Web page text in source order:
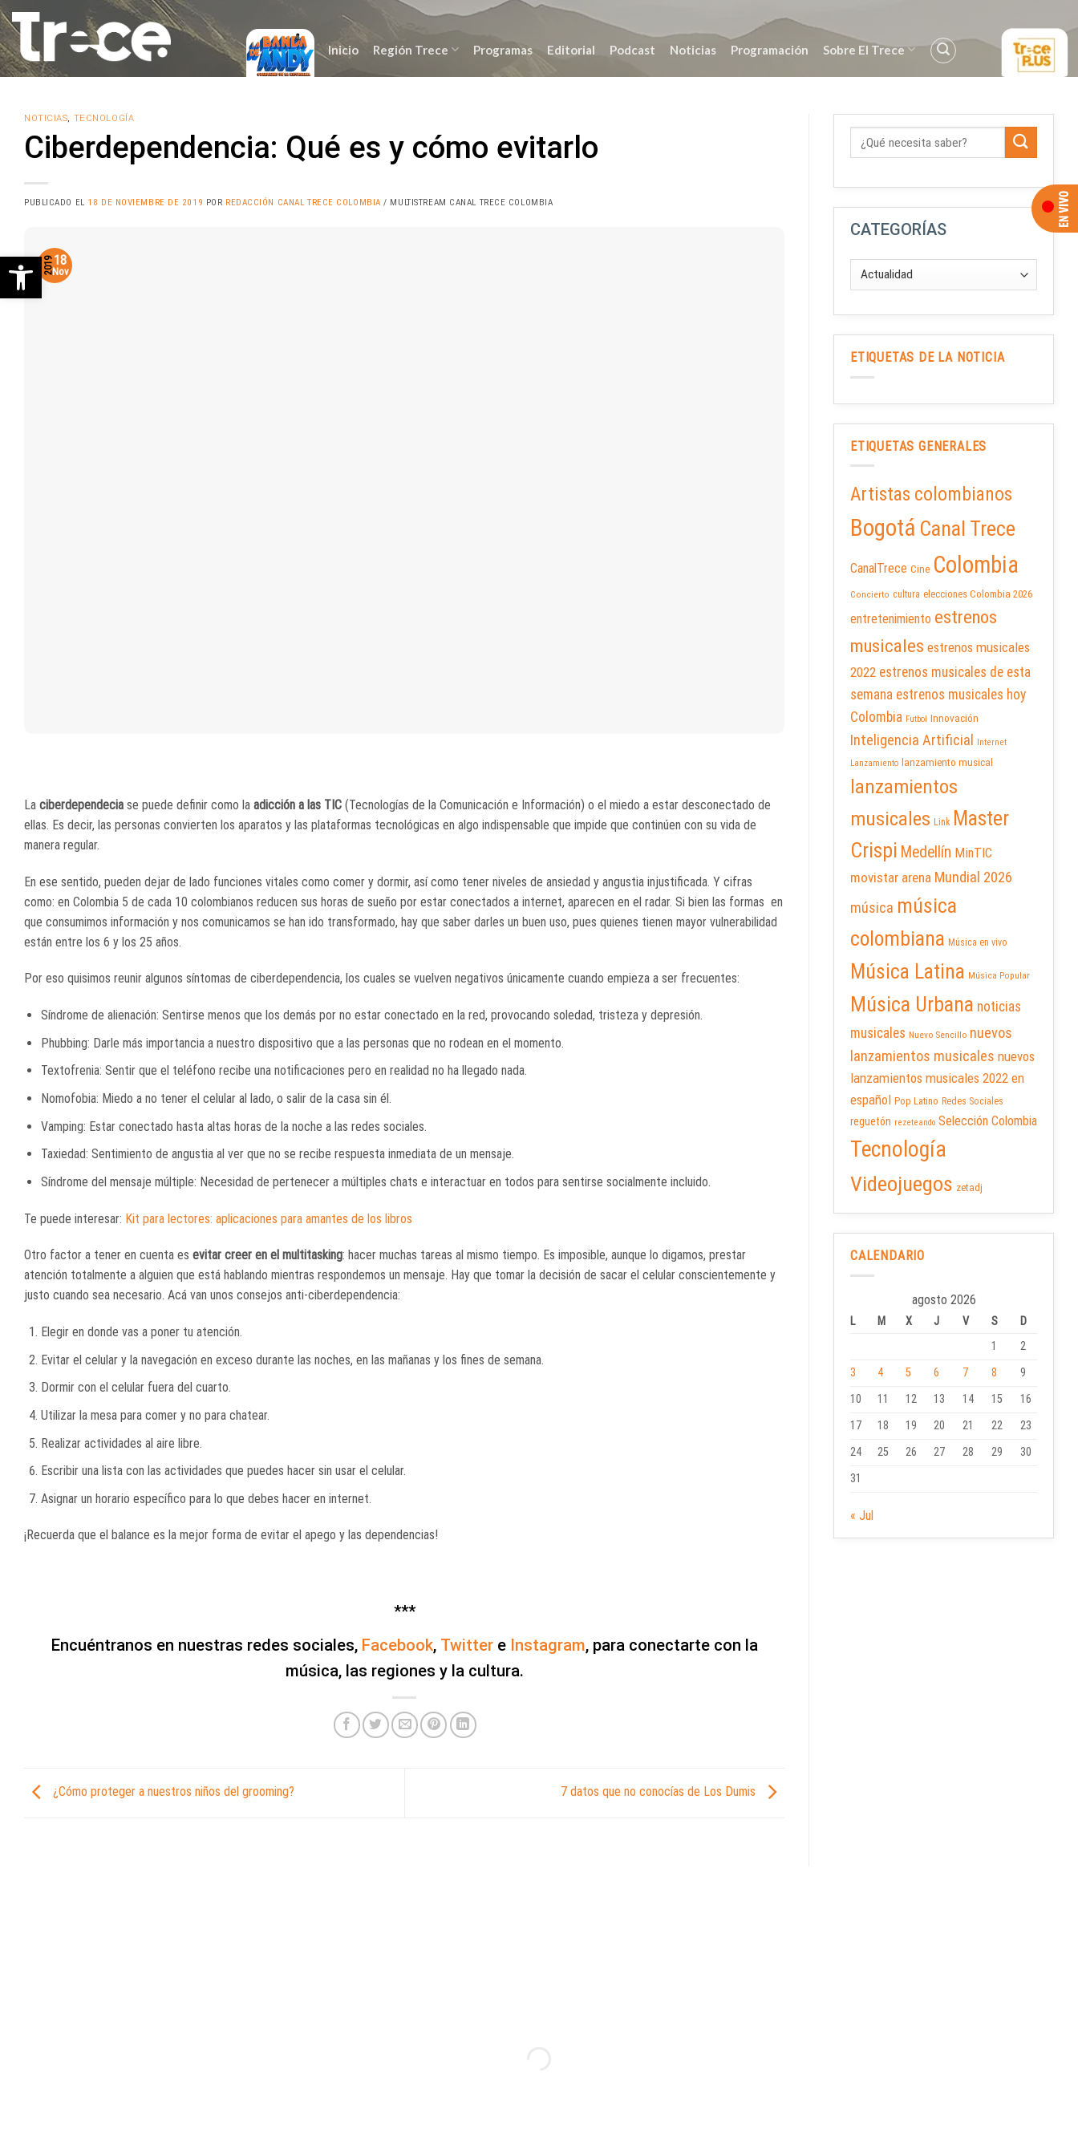
Saltar
al
contenido
Inicio Región Trece Programas Editorial Podcast Noticias Programación Sobre El Trece
NOTICIAS, TECNOLOGÍA
Ciberdependencia: Qué es y cómo evitarlo
PUBLICADO EL 18 DE NOVIEMBRE DE 2019 POR REDACCIÓN CANAL TRECE COLOMBIA / MULTISTREAM CANAL TRECE COLOMBIA
18
Nov
2019
La ciberdependecia se puede definir como la adicción a las TIC (Tecnologías de la Comunicación e Información) o el miedo a estar desconectado de
ellas. Es decir, las personas convierten los aparatos y las plataformas tecnológicas en algo indispensable que impide que continúen con su vida de
manera regular.
En ese sentido, pueden dejar de lado funciones vitales como comer y dormir, así como tener niveles de ansiedad y angustia injustificada. Y cifras
como: en Colombia 5 de cada 10 colombianos reducen sus horas de sueño por estar conectados a internet, aparecen en el radar. Si bien las formas en
que consumimos información y nos comunicamos se han ido transformado, hay que saber darles un buen uso, pues quienes tienen mayor vulnerabilidad
están entre los 6 y los 25 años.
Por eso quisimos reunir algunos síntomas de ciberdependencia, los cuales se vuelven negativos únicamente cuando empieza a ser frecuentes:
Síndrome de alienación: Sentirse menos que los demás por no estar conectado en la red, provocando soledad, tristeza y depresión.
Phubbing: Darle más importancia a nuestro dispositivo que a las personas que no rodean en el momento.
Textofrenia: Sentir que el teléfono recibe una notificaciones pero en realidad no ha llegado nada.
Nomofobia: Miedo a no tener el celular al lado, o salir de la casa sin él.
Vamping: Estar conectado hasta altas horas de la noche a las redes sociales.
Taxiedad: Sentimiento de angustia al ver que no se recibe respuesta inmediata de un mensaje.
Síndrome del mensaje múltiple: Necesidad de pertenecer a múltiples chats e interactuar en todos para sentirse socialmente incluido.
Te puede interesar: Kit para lectores: aplicaciones para amantes de los libros
Otro factor a tener en cuenta es evitar creer en el multitasking: hacer muchas tareas al mismo tiempo. Es imposible, aunque lo digamos, prestar
atención totalmente a alguien que está hablando mientras respondemos un mensaje. Hay que tomar la decisión de sacar el celular conscientemente y
justo cuando sea necesario. Acá van unos consejos anti-ciberdependencia:
Elegir en donde vas a poner tu atención.
Evitar el celular y la navegación en exceso durante las noches, en las mañanas y los fines de semana.
Dormir con el celular fuera del cuarto.
Utilizar la mesa para comer y no para chatear.
Realizar actividades al aire libre.
Escribir una lista con las actividades que puedes hacer sin usar el celular.
Asignar un horario específico para lo que debes hacer en internet.
¡Recuerda que el balance es la mejor forma de evitar el apego y las dependencias!
***
Encuéntranos en nuestras redes sociales, Facebook, Twittere Instagram, para conectarte con la
música, las regiones y la cultura.
¿Cómo proteger a nuestros niños del grooming? 7 datos que no conocías de Los Dumis
CATEGORÍAS
ETIQUETAS DE LA NOTICIA
ETIQUETAS GENERALES
Artistas colombianos
Bogotá Canal Trece
CanalTrece Cine Colombia
Concierto cultura elecciones Colombia 2026
entretenimiento estrenos
musicales estrenos musicales
2022 estrenos musicales de esta
semana estrenos musicales hoy
Colombia Futbol Innovación
Inteligencia Artificial
Internet
Lanzamiento
lanzamiento musical
lanzamientos
musicales Link Master
Crispi Medellín MinTIC
movistar arena Mundial 2026
música música
colombiana Música en vivo
Música Latina Música Popular
Música Urbana noticias
musicales Nuevo Sencillo nuevos
lanzamientos musicales nuevos
lanzamientos musicales 2022 en
español Pop Latino Redes Sociales
reguetón rezeteando Selección Colombia
Tecnología
Videojuegos zetadj
CALENDARIO
agosto 2026
L M X J V S
D
1
2
3
4 5 6 7 8
9
10
11 12 13 14 15
16
17
18 19 20 21 22
23
24
25 26 27 28 29
30
31
« Jul
Abrir barra de herramientas